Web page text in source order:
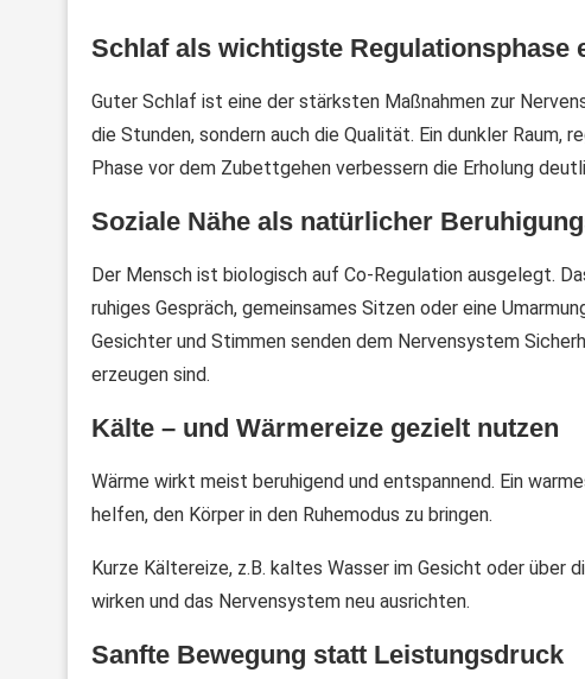
Schlaf als wichtigste Regulationsphase
Guter Schlaf ist eine der stärksten Maßnahmen zur
die Stunden, sondern auch die Qualität. Ein dunkler Raum,
Phase vor dem Zubettgehen verbessern die Erholung
Soziale Nähe als natürlicher
Der Mensch ist biologisch auf Co-Regulation ausgelegt.
ruhiges Gespräch, gemeinsames Sitzen oder eine
Gesichter und Stimmen senden dem Nervensystem
erzeugen sind.
Kälte – und Wärmereize gezielt nutzen
Wärme wirkt meist beruhigend und entspannend. Ein
helfen, den Körper in den Ruhemodus zu bringen.
Kurze Kältereize, z.B. kaltes Wasser im Gesicht oder über
wirken und das Nervensystem neu ausrichten.
Sanfte Bewegung statt Leistungsdruck